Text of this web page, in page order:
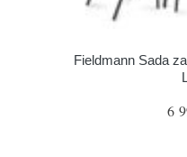
Fieldmann Sada
6